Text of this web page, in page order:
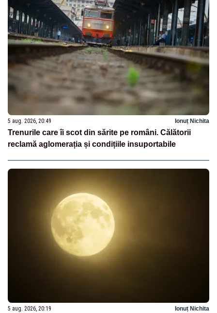
5 aug. 2026, 20:49 Ionuț Nichita
Trenurile care îi scot din sărite pe români. Călătorii
reclamă aglomerația și condițiile insuportabile
5 aug. 2026, 20:19 Ionuț Nichita